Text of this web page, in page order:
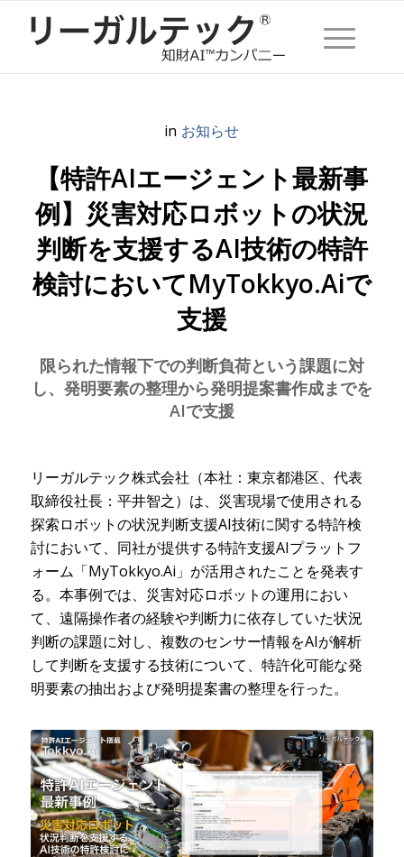
in お知らせ
【特許AIエージェント最新事
例】災害対応ロボットの状況
判断を支援するAI技術の特許
検討においてMyTokkyo.Aiで
支援
限られた情報下での判断負荷という課題に対
し、発明要素の整理から発明提案書作成までを
AIで支援
リーガルテック株式会社（本社：東京都港区、代表
取締役社長：平井智之）は、災害現場で使用される
探索ロボットの状況判断支援AI技術に関する特許検
討において、同社が提供する特許支援AIプラットフ
ォーム「MyTokkyo.Ai」が活用されたことを発表す
る。本事例では、災害対応ロボットの運用におい
て、遠隔操作者の経験や判断力に依存していた状況
判断の課題に対し、複数のセンサー情報をAIが解析
して判断を支援する技術について、特許化可能な発
明要素の抽出および発明提案書の整理を行った。